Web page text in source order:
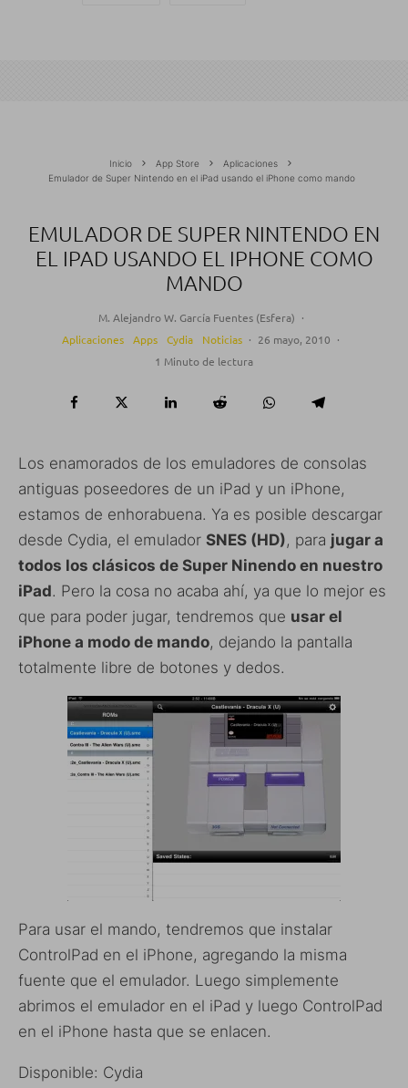
Inicio App Store
Aplicaciones
Emulador de Super Nintendo en el iPad usando el iPhone como mando
EMULADOR DE SUPER NINTENDO EN
EL IPAD USANDO EL IPHONE COMO
MANDO
M. Alejandro W. García Fuentes (Esfera) ·
Aplicaciones
Apps Cydia Noticias · 26 mayo, 2010 ·
1 Minuto de lectura
Los enamorados de los emuladores de consolas
antiguas poseedores de un iPad y un iPhone,
estamos de enhorabuena. Ya es posible descargar
desde Cydia, el emulador SNES (HD), para jugar a
todos los clásicos de Super Ninendo en nuestro
iPad. Pero la cosa no acaba ahí, ya que lo mejor es
que para poder jugar, tendremos que usar el
iPhone a modo de mando, dejando la pantalla
totalmente libre de botones y dedos.
Para usar el mando, tendremos que instalar
ControlPad en el iPhone, agregando la misma
fuente que el emulador. Luego simplemente
abrimos el emulador en el iPad y luego ControlPad
en el iPhone hasta que se enlacen.
Disponible: Cydia